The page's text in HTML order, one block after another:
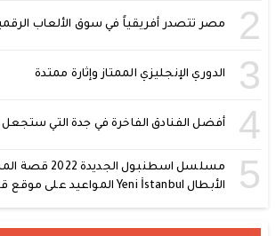
2 مصر تتصدر أفريقياً في سوق الألعاب
3 الدوري الإنجليزي الممتاز وإثارة ممتدة
4 أفضل الفنادق الفاخرة في جدة التي ستجعل
5
مسلسل اسطنبول
الأبطال Yeni İstanbul المواعيد على موقع قصة عشق